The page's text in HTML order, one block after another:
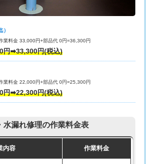
排水管工事/3ｍ超
・埋め戻し作業）
未満）
以上）
厚さ10㎝まで）
10㎝超え） 38,500円
水処理・清掃・修
工など（中作業）
水処理・清掃・修
工など（重作業）
33,000円
）
業料金 33,000円+部品代 0円=36,300円
円➡33,300円(税込)
業料金 22,000円+部品代 0円=25,300円
円➡22,300円(税込)
水漏れ修理の作業料金表
内容 作業料金